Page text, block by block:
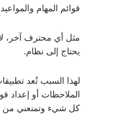
قوائم المهام
مثل أي محترف آخر،
يحتاج إلى نظام.
لهذا السبب تُعد
الملاحظات أو إعداد
كل شيء وتمنعني من